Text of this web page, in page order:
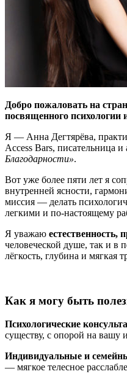
Добро пожаловать на
посвященного психологии
Я — Анна Дегтярёва,
Access Bars, писательница и
Благодарности».
Вот уже более пяти лет я
внутренней ясности,
миссия — делать
легкими и по-настоящему
Я уважаю естественность,
человеческой душе, так и в
лёгкость, глубина и мягкая
Как я могу быть
Психологические
существу, с опорой на вашу
Индивидуальные и
— мягкое телесное